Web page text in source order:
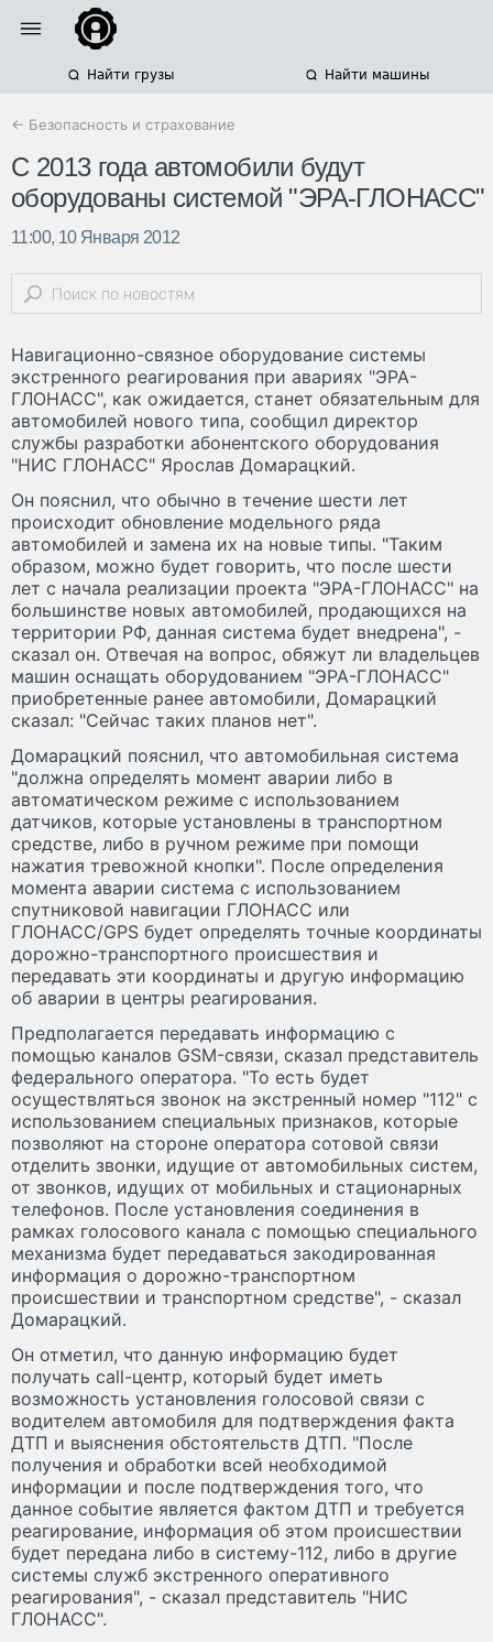
Найти грузы Найти машины
← Безопасность и страхование
С 2013 года автомобили будут
оборудованы системой "ЭРА-ГЛОНАСС"
11:00, 10 Января 2012
Навигационно-связное оборудование системы
экстренного реагирования при авариях "ЭРА-
ГЛОНАСС", как ожидается, станет обязательным для
автомобилей нового типа, сообщил директор
службы разработки абонентского оборудования
"НИС ГЛОНАСС" Ярослав Домарацкий.
Он пояснил, что обычно в течение шести лет
происходит обновление модельного ряда
автомобилей и замена их на новые типы. "Таким
образом, можно будет говорить, что после шести
лет с начала реализации проекта "ЭРА-ГЛОНАСС" на
большинстве новых автомобилей, продающихся на
территории РФ, данная система будет внедрена", -
сказал он. Отвечая на вопрос, обяжут ли владельцев
машин оснащать оборудованием "ЭРА-ГЛОНАСС"
приобретенные ранее автомобили, Домарацкий
сказал: "Сейчас таких планов нет".
Домарацкий пояснил, что автомобильная система
"должна определять момент аварии либо в
автоматическом режиме с использованием
датчиков, которые установлены в транспортном
средстве, либо в ручном режиме при помощи
нажатия тревожной кнопки". После определения
момента аварии система с использованием
спутниковой навигации ГЛОНАСС или
ГЛОНАСС/GPS будет определять точные координаты
дорожно-транспортного происшествия и
передавать эти координаты и другую информацию
об аварии в центры реагирования.
Предполагается передавать информацию с
помощью каналов GSM-связи, сказал представитель
федерального оператора. "То есть будет
осуществляться звонок на экстренный номер "112" с
использованием специальных признаков, которые
позволяют на стороне оператора сотовой связи
отделить звонки, идущие от автомобильных систем,
от звонков, идущих от мобильных и стационарных
телефонов. После установления соединения в
рамках голосового канала с помощью специального
механизма будет передаваться закодированная
информация о дорожно-транспортном
происшествии и транспортном средстве", - сказал
Домарацкий.
Он отметил, что данную информацию будет
получать call-центр, который будет иметь
возможность установления голосовой связи с
водителем автомобиля для подтверждения факта
ДТП и выяснения обстоятельств ДТП. "После
получения и обработки всей необходимой
информации и после подтверждения того, что
данное событие является фактом ДТП и требуется
реагирование, информация об этом происшествии
будет передана либо в систему-112, либо в другие
системы служб экстренного оперативного
реагирования", - сказал представитель "НИС
ГЛОНАСС".